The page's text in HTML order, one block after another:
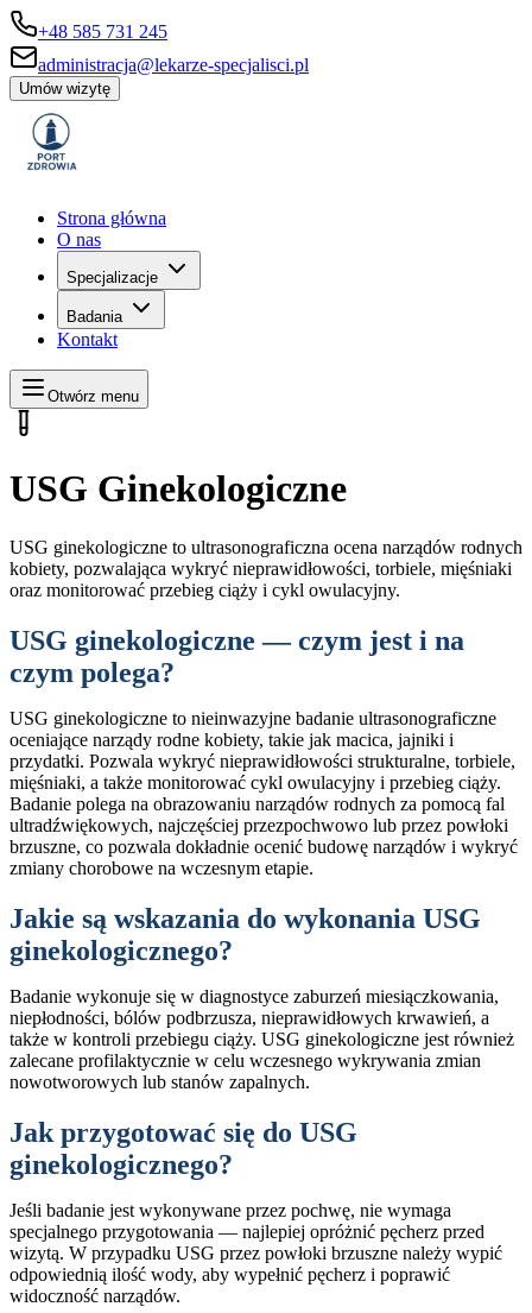
+48 585 731 245
administracja@lekarze-specjalisci.pl
Umów wizytę
Strona główna
O nas
Specjalizacje
Badania
Kontakt
Otwórz menu
USG Ginekologiczne
USG ginekologiczne to ultrasonograficzna ocena narządów rodnych
kobiety, pozwalająca wykryć nieprawidłowości, torbiele, mięśniaki
oraz monitorować przebieg ciąży i cykl owulacyjny.
USG ginekologiczne — czym jest i na
czym polega?
USG ginekologiczne to nieinwazyjne badanie ultrasonograficzne
oceniające narządy rodne kobiety, takie jak macica, jajniki i
przydatki. Pozwala wykryć nieprawidłowości strukturalne, torbiele,
mięśniaki, a także monitorować cykl owulacyjny i przebieg ciąży.
Badanie polega na obrazowaniu narządów rodnych za pomocą fal
ultradźwiękowych, najczęściej przezpochwowo lub przez powłoki
brzuszne, co pozwala dokładnie ocenić budowę narządów i wykryć
zmiany chorobowe na wczesnym etapie.
Jakie są wskazania do wykonania USG
ginekologicznego?
Badanie wykonuje się w diagnostyce zaburzeń miesiączkowania,
niepłodności, bólów podbrzusza, nieprawidłowych krwawień, a
także w kontroli przebiegu ciąży. USG ginekologiczne jest również
zalecane profilaktycznie w celu wczesnego wykrywania zmian
nowotworowych lub stanów zapalnych.
Jak przygotować się do USG
ginekologicznego?
Jeśli badanie jest wykonywane przez pochwę, nie wymaga
specjalnego przygotowania — najlepiej opróżnić pęcherz przed
wizytą. W przypadku USG przez powłoki brzuszne należy wypić
odpowiednią ilość wody, aby wypełnić pęcherz i poprawić
widoczność narządów.